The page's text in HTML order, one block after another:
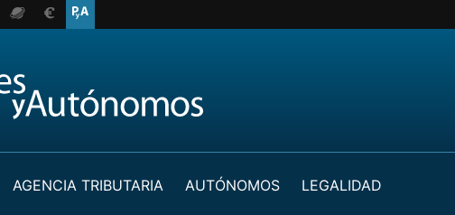
AGENCIA TRIBUTARIA AUTÓNOMOS
LEGALIDAD